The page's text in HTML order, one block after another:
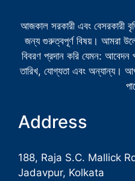
আজকাল সরকারী এবং বেসরকারী
জন্য গুরুত্বপূর্ণ বিষয়। আমরা
বিবরণ প্রদান করি যেমন: আবেদন
তারিখ, যোগ্যতা এবং অন্যান্য।
Address
188, Raja S.C. Mallick
Jadavpur, Kolkata